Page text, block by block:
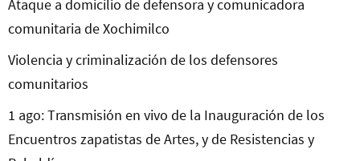
Ataque a domicilio de defensora y comunicadora
comunitaria de Xochimilco
Violencia y criminalización de los defensores
comunitarios
1 ago: Transmisión en vivo de la Inauguración de los
Encuentros zapatistas de Artes, y de Resistencias y